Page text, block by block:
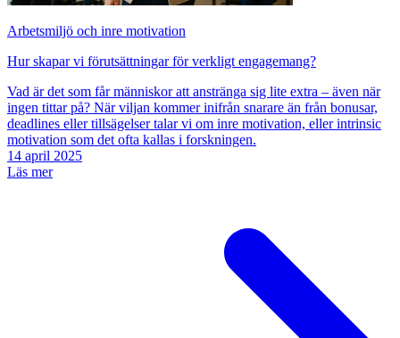
Arbetsmiljö och inre motivation
Hur skapar vi förutsättningar för verkligt engagemang?
Vad är det som får människor att anstränga sig lite extra – även när
ingen tittar på? När viljan kommer inifrån snarare än från bonusar,
deadlines eller tillsägelser talar vi om inre motivation, eller intrinsic
motivation som det ofta kallas i forskningen.
14 april 2025
Läs mer